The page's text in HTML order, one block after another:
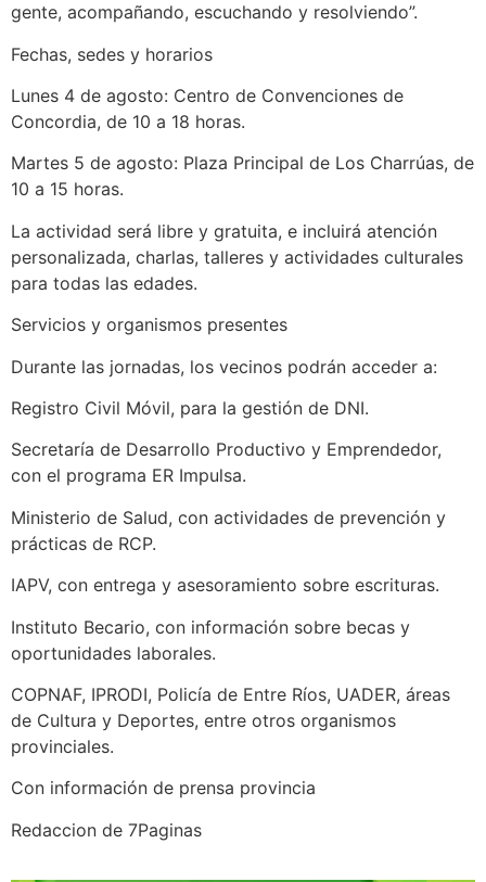
gente, acompañando, escuchando y resolviendo”.
Fechas, sedes y horarios
Lunes 4 de agosto: Centro de Convenciones de
Concordia, de 10 a 18 horas.
Martes 5 de agosto: Plaza Principal de Los Charrúas, de
10 a 15 horas.
La actividad será libre y gratuita, e incluirá atención
personalizada, charlas, talleres y actividades culturales
para todas las edades.
Servicios y organismos presentes
Durante las jornadas, los vecinos podrán acceder a:
Registro Civil Móvil, para la gestión de DNI.
Secretaría de Desarrollo Productivo y Emprendedor,
con el programa ER Impulsa.
Ministerio de Salud, con actividades de prevención y
prácticas de RCP.
IAPV, con entrega y asesoramiento sobre escrituras.
Instituto Becario, con información sobre becas y
oportunidades laborales.
COPNAF, IPRODI, Policía de Entre Ríos, UADER, áreas
de Cultura y Deportes, entre otros organismos
provinciales.
Con información de prensa provincia
Redaccion de 7Paginas